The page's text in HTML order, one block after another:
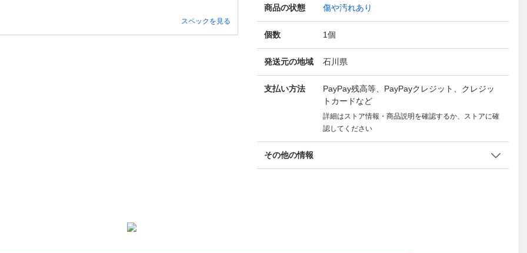
スペックを見る
商品の状態 傷や汚れあり
個数 1個
発送元の地域 石川県
支払い方法
PayPay残高等、PayPayクレジット、クレジッ
トカードなど
詳細はストア情報・商品説明を確認するか、ストアに確
認してください
その他の情報